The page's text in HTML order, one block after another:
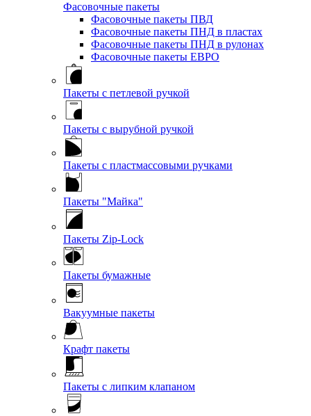
Фасовочные пакеты
Фасовочные пакеты ПВД
Фасовочные пакеты ПНД в пластах
Фасовочные пакеты ПНД в рулонах
Фасовочные пакеты ЕВРО
Пакеты с петлевой ручкой
Пакеты с вырубной ручкой
Пакеты с пластмассовыми ручками
Пакеты "Майка"
Пакеты Zip-Lock
Пакеты бумажные
Вакуумные пакеты
Крафт пакеты
Пакеты с липким клапаном